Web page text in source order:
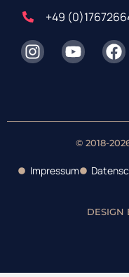
+49
© 2018-
Impressum
DESIGN